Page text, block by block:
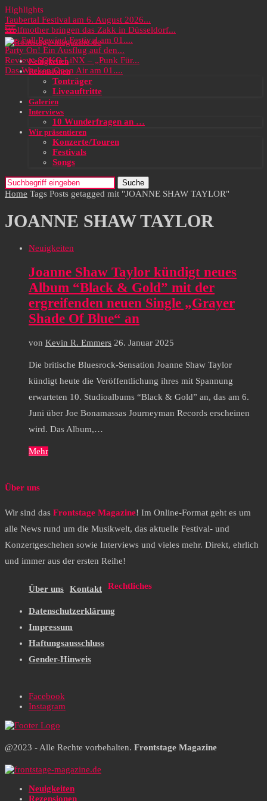
Highlights
Taubertal Festival am 6. August 2026...
Wolfmother bringen das Zakk in Düsseldorf...
Das Full Rewind Festival am 01....
Party On! Ein Ausflug auf den...
Review: SOKO LiNX – „Punk Für...
Das Wacken Open Air am 01....
Neuigkeiten
Rezensionen
Tonträger
Liveauftritte
Galerien
Interviews
10 Wunderfragen an …
Wir präsentieren
Konzerte/Touren
Festivals
Songs
Suche
Home Tags Posts getagged mit "JOANNE SHAW TAYLOR"
JOANNE SHAW TAYLOR
Neuigkeiten
Joanne Shaw Taylor kündigt neues
Album “Black & Gold” mit der
ergreifenden neuen Single „Grayer
Shade Of Blue“ an
von Kevin R. Emmers 26. Januar 2025
Die britische Bluesrock-Sensation Joanne Shaw Taylor
kündigt heute die Veröffentlichung ihres mit Spannung
erwarteten 10. Studioalbums “Black & Gold” an, das am 6.
Juni über Joe Bonamassas Journeyman Records erscheinen
wird. Das Album,…
Mehr
Über uns
Wir sind das Frontstage Magazine! Im Online-Format geht es um
alle News rund um die Musikwelt, das aktuelle Festival- und
Konzertgeschehen sowie Interviews und vieles mehr. Direkt, ehrlich
und immer aus der ersten Reihe!
Über uns Kontakt Rechtliches
Datenschutzerklärung
Impressum
Haftungsausschluss
Gender-Hinweis
Facebook
Instagram
@2023 - Alle Rechte vorbehalten. Frontstage Magazine
Neuigkeiten
Rezensionen